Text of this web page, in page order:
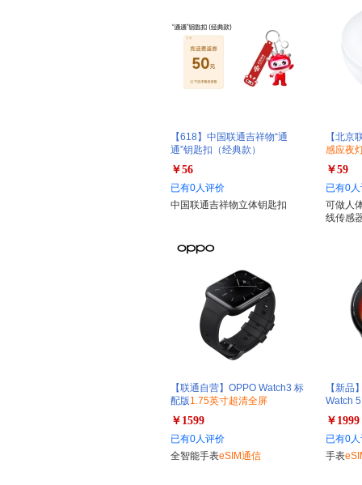
【618】中国联通吉祥物“通
通”钥匙扣（经典款）
￥56
已有0人评价
中国联通吉祥物立体钥匙扣
【北京
感应夜
￥59
已有0
可做人
线传感
【联通自营】OPPO Watch3 标
配版1.75英寸超清全屏
￥1599
已有0人评价
全智能手表eSIM通信
【新品
Watch
￥1999
已有0
手表